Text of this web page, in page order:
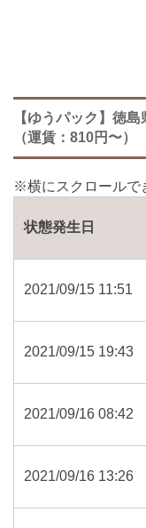
【ゆうパック】徳
（運賃：810円〜）
状態発生日
2021/09/15 11:51
2021/09/15 19:43
2021/09/16 08:42
2021/09/16 13:26